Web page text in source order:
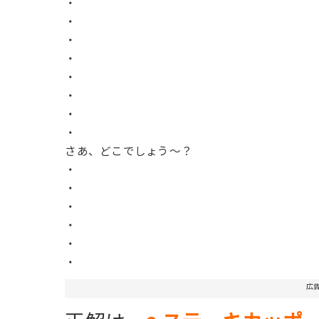
・
・
・
・
・
・
・
さあ、どこでしょう〜？
・
・
・
・
・
・
広